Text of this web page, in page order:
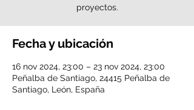
proyectos.
Fecha y ubicación
16 nov 2024, 23:00 – 23 nov 2024, 23:00
Peñalba de Santiago, 24415 Peñalba de
Santiago, León, España